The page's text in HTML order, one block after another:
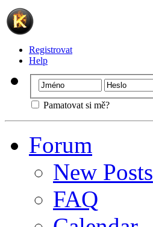
Registrovat
Help
Pamatovat si mě?
Forum
New Posts
FAQ